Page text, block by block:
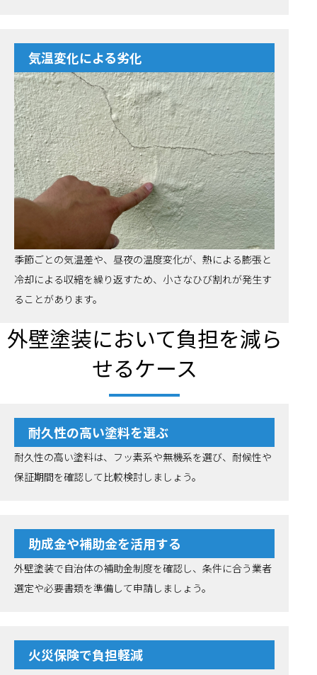
気温変化による劣化
季節ごとの気温差や、昼夜の温度変化が、熱による膨張と
冷却による収縮を繰り返すため、小さなひび割れが発生す
ることがあります。
外壁塗装において負担を減ら
せるケース
耐久性の高い塗料を選ぶ
耐久性の高い塗料は、フッ素系や無機系を選び、耐候性や
保証期間を確認して比較検討しましょう。
助成金や補助金を活用する
外壁塗装で自治体の補助金制度を確認し、条件に合う業者
選定や必要書類を準備して申請しましょう。
火災保険で負担軽減